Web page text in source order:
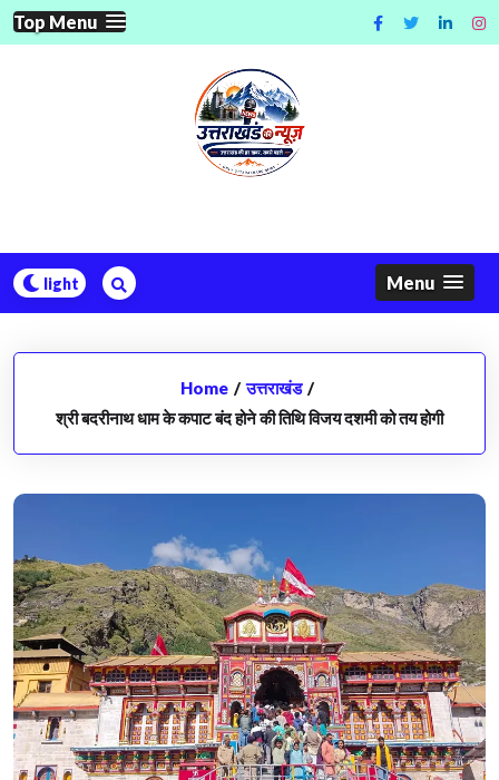
Skip
to
Top Menu
Menu
Home / उत्तराखंड /
श्री बदरीनाथ धाम के कपाट बंद होने की तिथि विजय दशमी को तय होगी